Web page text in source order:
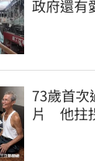
政府還有
73歲首次
片 他拄
好多人